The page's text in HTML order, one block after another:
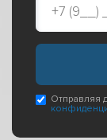
Отправляя